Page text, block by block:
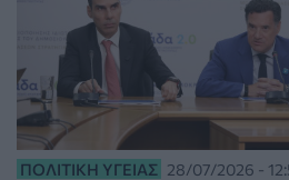
ΠΟΛΙΤΙΚΉ ΥΓΕΊΑΣ 28/07/2026 -